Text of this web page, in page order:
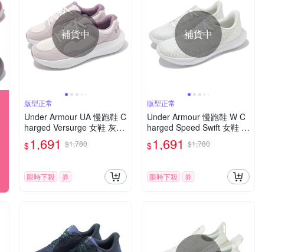
補貨中
版型正常
Under Armour UA 慢跑鞋 C
harged Versurge 女鞋 灰紫
運動鞋 緩震 回彈 UA 30284
06289
$1,691 $1,780
限時下殺 券
補貨中
版型正常
Under Armour 慢跑鞋 W C
harged Speed Swift 女鞋 白
灰 緩震 透氣 運動鞋 UA 30
27006102
$1,691 $1,780
限時下殺 券